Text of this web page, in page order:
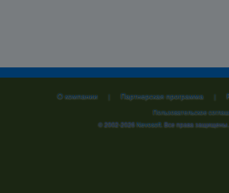
О компании | Партнерская программа |
Пользовательское
© 2002-2026Nevosoft. Все права защищены